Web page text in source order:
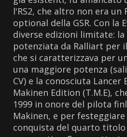
l'RS2, che altro non era un
optional della GSR. Con la
diverse edizioni limitate: la
potenziata da Ralliart per
che si caratterizzava per
una maggiore potenza
CV) e la conosciuta Lancer
Makinen Edition (T.M.E),
1999 in onore del pilota
Makinen, e per
conquista del quarto